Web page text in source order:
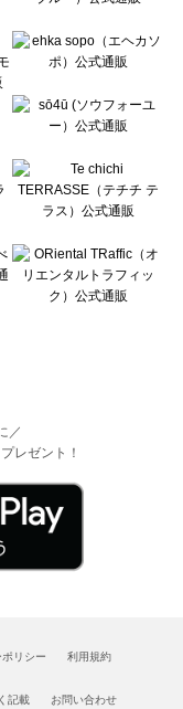
／
レゼント！
リシー 利用規約
記載 お問い合わせ